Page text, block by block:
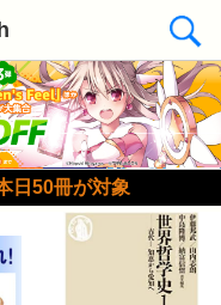
日50冊が対象